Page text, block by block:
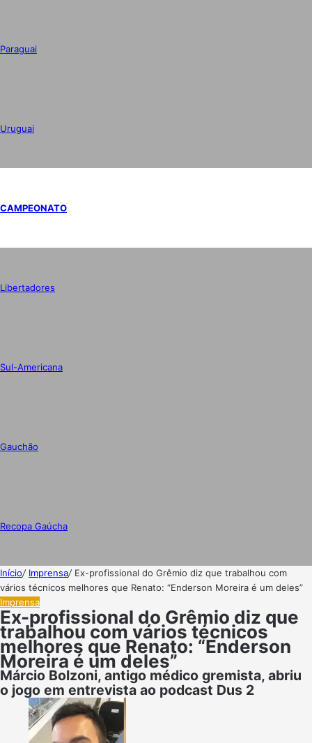
Paraguai
Uruguai
CAMPEONATO
Libertadores
Sul-Americana
Gauchão
Recopa Gaúcha
Início/ Imprensa/ Ex-profissional do Grêmio diz que trabalhou com
vários técnicos melhores que Renato: “Enderson Moreira é um deles”
Imprensa
Ex-profissional do Grêmio diz que
trabalhou com vários técnicos
melhores que Renato: “Enderson
Moreira é um deles”
Márcio Bolzoni, antigo médico gremista, abriu
o jogo em entrevista ao podcast Dus 2